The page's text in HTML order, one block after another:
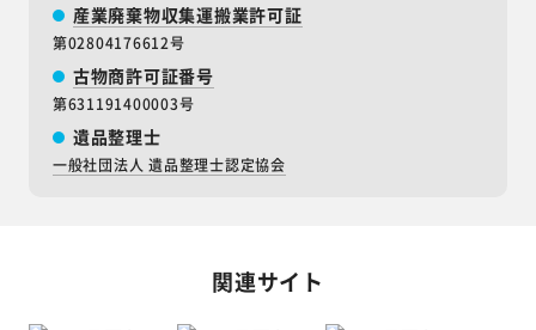
産業廃棄物収集運搬業許可証
第02804176612号
古物商許可証番号
第631191400003号
遺品整理士
一般社団法人 遺品整理士認定協会
関連サイト